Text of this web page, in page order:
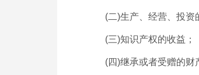
(二)生产、经营、投资
(三)知识产权的收益；
(四)继承或者受赠的财